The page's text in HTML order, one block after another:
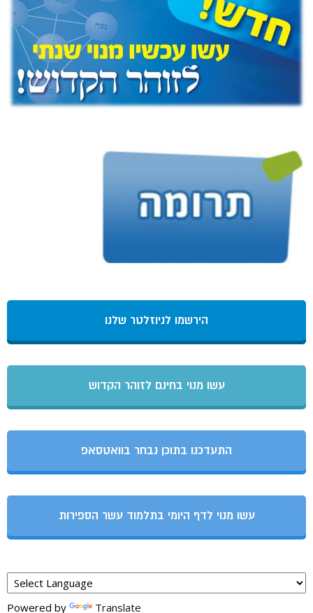
הירשמו לניוזלטר שלנו
עשו מנוי בחינם לזוהר הקדוש
התעדכנו בתוכן נבחר בוואטסאפ
עשו מנוי לדף היומי בתלמוד עשר הספירות
Powered by Translate